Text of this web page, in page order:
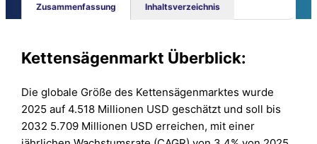
Zusammenfassung Inhaltsverzeichnis
Kettensägenmarkt Überblick:
Die globale Größe des Kettensägenmarktes wurde
2025 auf 4.518 Millionen USD geschätzt und soll bis
2032 5.709 Millionen USD erreichen, mit einer